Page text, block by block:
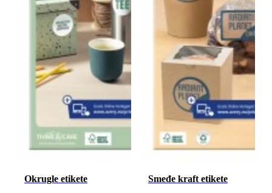
Okrugle etikete
Smeđe kraft etikete